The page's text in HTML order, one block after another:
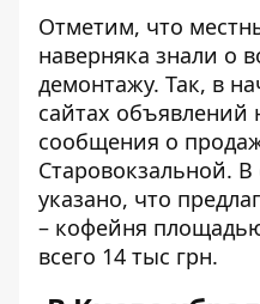
Отметим, что
наверняка знали о
демонтажу. Так, в
сайтах объявлений
сообщения о
Старовокзальной.
указано, что
– кофейня
всего 14 тыс грн.